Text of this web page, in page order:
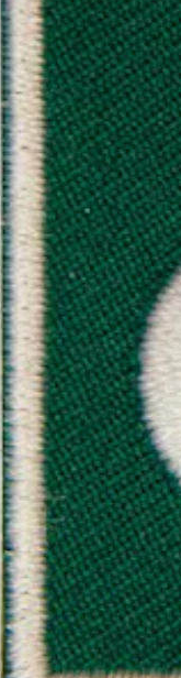
PARTIOTUOTE